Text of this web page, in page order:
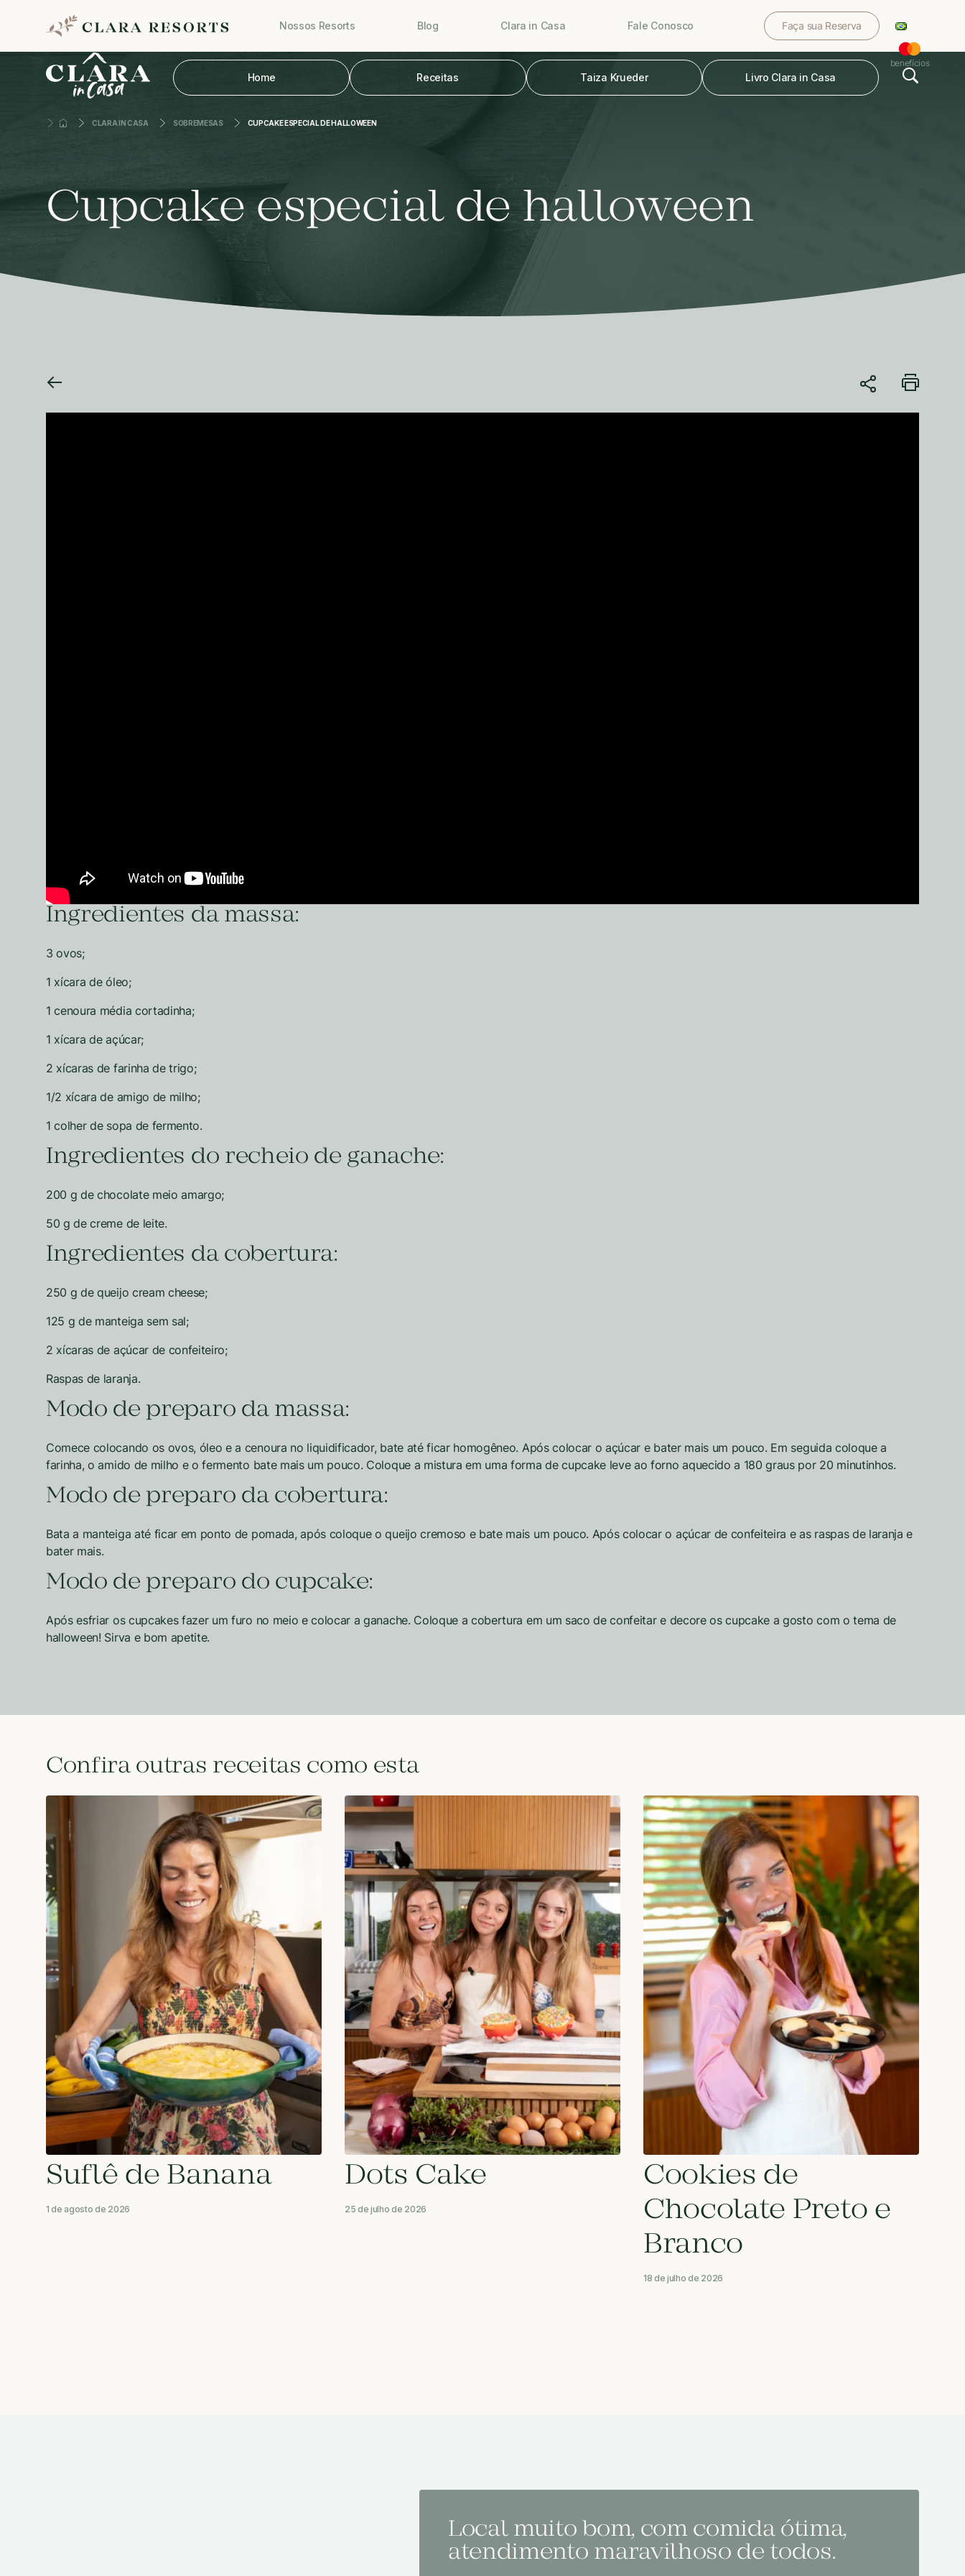
Nossos Resorts Blog Clara in Casa Fale Conosco Faça sua Reserva
benefícios
Home Receitas Taiza Krueder Livro Clara in Casa
CLARA IN CASA SOBREMESAS CUPCAKE ESPECIAL DE HALLOWEEN
Cupcake especial de halloween
Ingredientes da massa:
3 ovos;
1 xícara de óleo;
1 cenoura média cortadinha;
1 xícara de açúcar;
2 xícaras de farinha de trigo;
1/2 xícara de amigo de milho;
1 colher de sopa de fermento.
Ingredientes do recheio de ganache:
200 g de chocolate meio amargo;
50 g de creme de leite.
Ingredientes da cobertura:
250 g de queijo cream cheese;
125 g de manteiga sem sal;
2 xícaras de açúcar de confeiteiro;
Raspas de laranja.
Modo de preparo da massa:
Comece colocando os ovos, óleo e a cenoura no liquidificador, bate até ficar homogêneo. Após colocar o açúcar e bater mais um pouco. Em seguida coloque a
farinha, o amido de milho e o fermento bate mais um pouco. Coloque a mistura em uma forma de cupcake leve ao forno aquecido a 180 graus por 20 minutinhos.
Modo de preparo da cobertura:
Bata a manteiga até ficar em ponto de pomada, após coloque o queijo cremoso e bate mais um pouco. Após colocar o açúcar de confeiteira e as raspas de laranja e
bater mais.
Modo de preparo do cupcake:
Após esfriar os cupcakes fazer um furo no meio e colocar a ganache. Coloque a cobertura em um saco de confeitar e decore os cupcake a gosto com o tema de
halloween! Sirva e bom apetite.
Confira outras receitas como esta
Suflê de Banana
1 de agosto de 2026
Dots Cake
25 de julho de 2026
Cookies de
Chocolate Preto e
Branco
18 de julho de 2026
Local muito bom, com comida ótima,
atendimento maravilhoso de todos.